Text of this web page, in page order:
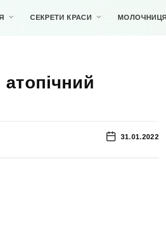
СЕКРЕТИ КРАСИ МОЛОЧНИЦЯ
атопічний
31.01.2022